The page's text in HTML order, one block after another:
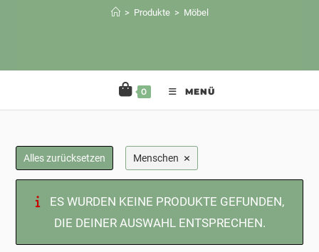
> Produkte > Möbel
0 MENÜ
Alles zurücksetzen Menschen ×
ES WURDEN KEINE PRODUKTE GEFUNDEN,
DIE DEINER AUSWAHL ENTSPRECHEN.